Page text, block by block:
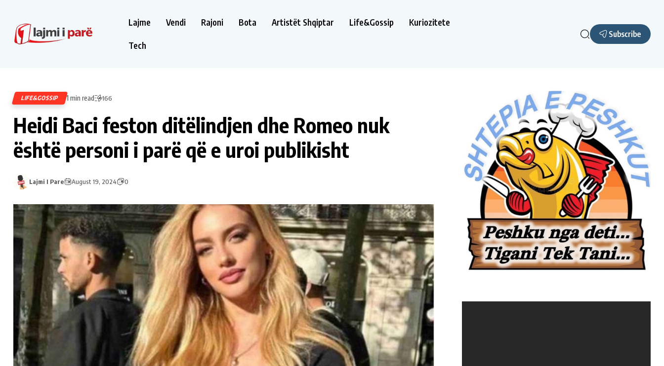
Lajme Vendi Rajoni Bota Artistët Shqiptar Life&Gossip Kuriozitete
Tech
Subscribe
LIFE&GOSSIP 1 min read 166
Heidi Baci feston ditëlindjen dhe Romeo nuk
është personi i parë që e uroi publikisht
Lajmi I Pare August 19, 2024 0